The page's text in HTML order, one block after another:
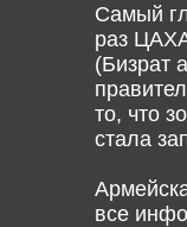
Самый
раз
(Бизрат
то, что
стала
все